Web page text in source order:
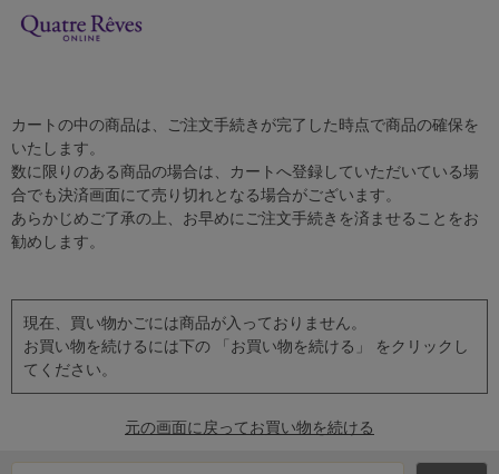
カートの中の商品は、ご注文手続きが完了した時点で商品の確保を
いたします。
数に限りのある商品の場合は、カートへ登録していただいている場
合でも決済画面にて売り切れとなる場合がございます。
あらかじめご了承の上、お早めにご注文手続きを済ませることをお
勧めします。
現在、買い物かごには商品が入っておりません。
お買い物を続けるには下の 「お買い物を続ける」 をクリックし
てください。
元の画面に戻ってお買い物を続ける